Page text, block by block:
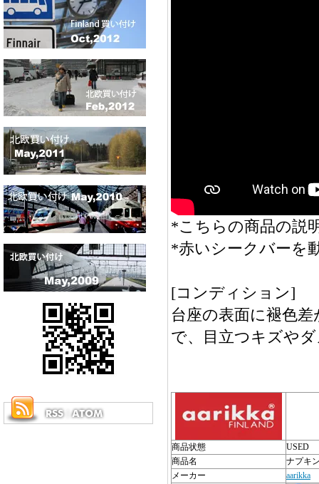
*こちらの商品の説
*赤いシークバーを
[コンディション]
台座の表面に褪色
で、目立つキズや
商品状態
USED
商品名
ナプキ
メーカー
aarikka